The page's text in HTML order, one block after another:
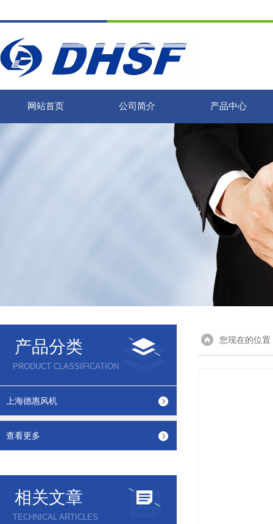
网站首页 公司简介 产品中心
产品分类
PRODUCT CLASSIFICATION
上海德惠风机
查看更多
相关文章
TECHNICAL ARTICLES
您现在的位置